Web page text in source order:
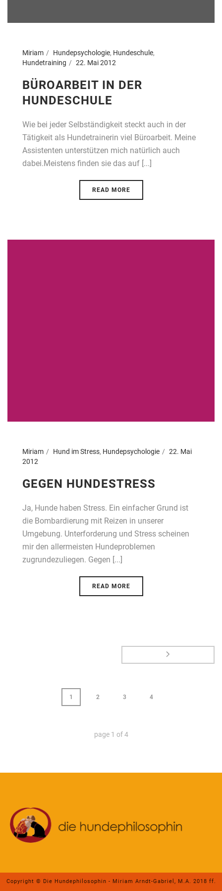
Miriam Hundepsychologie, Hundeschule,
Hundetraining
22. Mai 2012
BÜROARBEIT IN DER
HUNDESCHULE
Wie bei jeder Selbständigkeit steckt auch in der
Tätigkeit als Hundetrainerin viel Büroarbeit. Meine
Assistenten unterstützen mich natürlich auch
dabei.Meistens finden sie das auf [...]
READ MORE
Miriam Hund im Stress, Hundepsychologie
22. Mai
2012
GEGEN HUNDESTRESS
Ja, Hunde haben Stress. Ein einfacher Grund ist
die Bombardierung mit Reizen in unserer
Umgebung. Unterforderung und Stress scheinen
mir den allermeisten Hundeproblemen
zugrundezuliegen. Gegen [...]
READ MORE
1 2 3 4
page 1 of4
Copyright © Die Hundephilosophin - Miriam Arndt-Gabriel, M.A. 2018 ff.